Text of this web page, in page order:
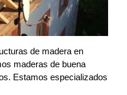
de madera en
maderas de buena
Estamos especializados